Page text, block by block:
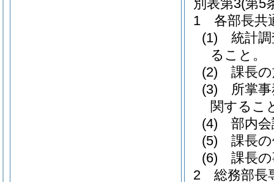
別表第3(第5
1 各部長共
(1) 統計調
ること。
(2) 課長の
(3) 所掌事
関するこ
(4) 部内会
(5) 課長の
(6) 課長の
2 総務部長